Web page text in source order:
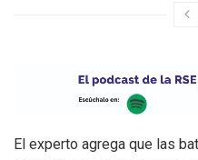
El experto agrega que las